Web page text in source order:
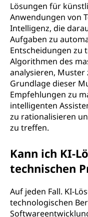
n
Lösungen für
Anwendungen von
Intelligenz, die
Aufgaben zu
Entscheidungen zu
Algorithmen des
analysieren,
Grundlage dieser
Empfehlungen zu
intelligenten
zu rationalisieren
zu treffen.
Kann ich KI-
technischen
Auf jeden Fall. KI-
technologischen